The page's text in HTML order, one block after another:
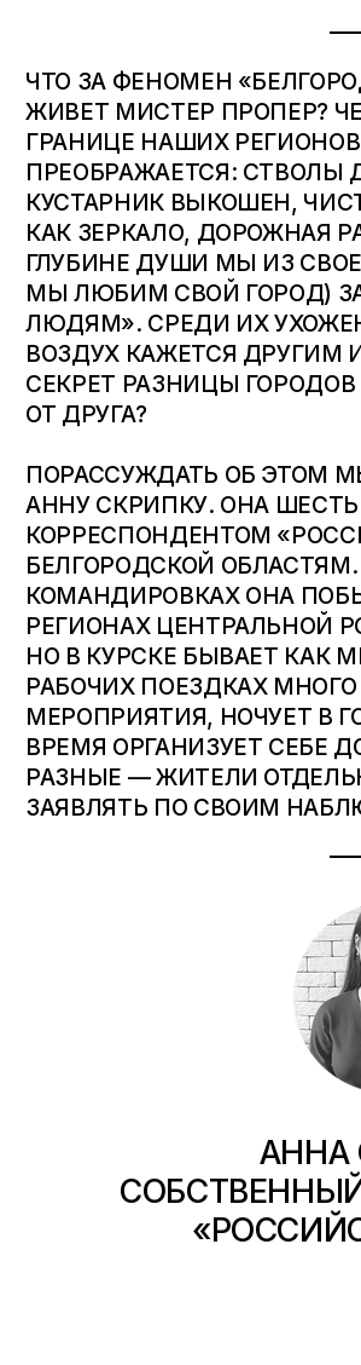
ЧТО ЗА ФЕНОМЕН
ЖИВЕТ МИСТЕР ПРОПЕР?
ГРАНИЦЕ НАШИХ
ПРЕОБРАЖАЕТСЯ: СТВОЛЫ
КУСТАРНИК ВЫКОШЕН,
КАК ЗЕРКАЛО, ДОРОЖНАЯ
ГЛУБИНЕ ДУШИ МЫ ИЗ
МЫ ЛЮБИМ СВОЙ ГОРОД)
ЛЮДЯМ». СРЕДИ ИХ
ВОЗДУХ КАЖЕТСЯ ДРУГИМ
СЕКРЕТ РАЗНИЦЫ ГОРОДОВ
ОТ ДРУГА?
ПОРАССУЖДАТЬ ОБ ЭТОМ
АННУ СКРИПКУ. ОНА
КОРРЕСПОНДЕНТОМ
БЕЛГОРОДСКОЙ
КОМАНДИРОВКАХ ОНА
РЕГИОНАХ ЦЕНТРАЛЬНОЙ
НО В КУРСКЕ БЫВАЕТ КАК
РАБОЧИХ ПОЕЗДКАХ
МЕРОПРИЯТИЯ, НОЧУЕТ В
ВРЕМЯ ОРГАНИЗУЕТ СЕБЕ
РАЗНЫЕ — ЖИТЕЛИ
ЗАЯВЛЯТЬ ПО СВОИМ
АННА